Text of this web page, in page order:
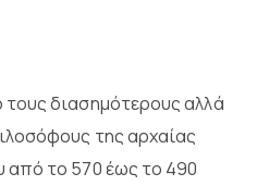
τους διασημότερους αλλά
της αρχαίας
από το 570 έως το 490